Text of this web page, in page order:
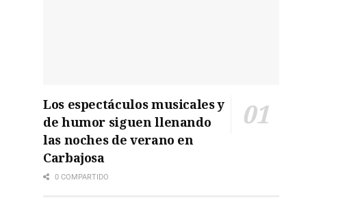
Los espectáculos musicales y
de humor siguen llenando
las noches de verano en
Carbajosa
0 COMPARTIDO